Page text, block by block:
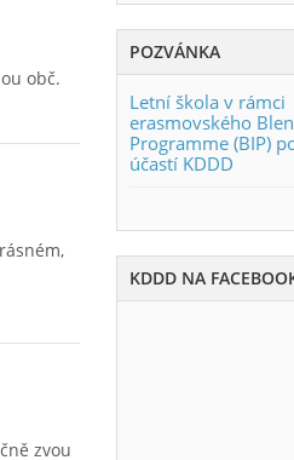
obč.
zvou
POZVÁNKA
Letní škola v rámci
erasmovského
Programme (BIP)
účastí KDDD
KDDD NA